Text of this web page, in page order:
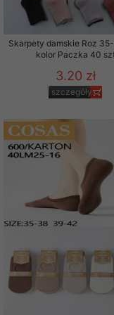
Skarpety damskie Roz
kolor Paczka 40
3.20 zł
szczegóły
gdy wyrazili na
wyraźnie
promocjach,
prywatności,